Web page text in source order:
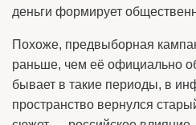
деньги формирует
Похоже, предвыборная
раньше, чем её официально
бывает в такие периоды, в
пространство вернулся